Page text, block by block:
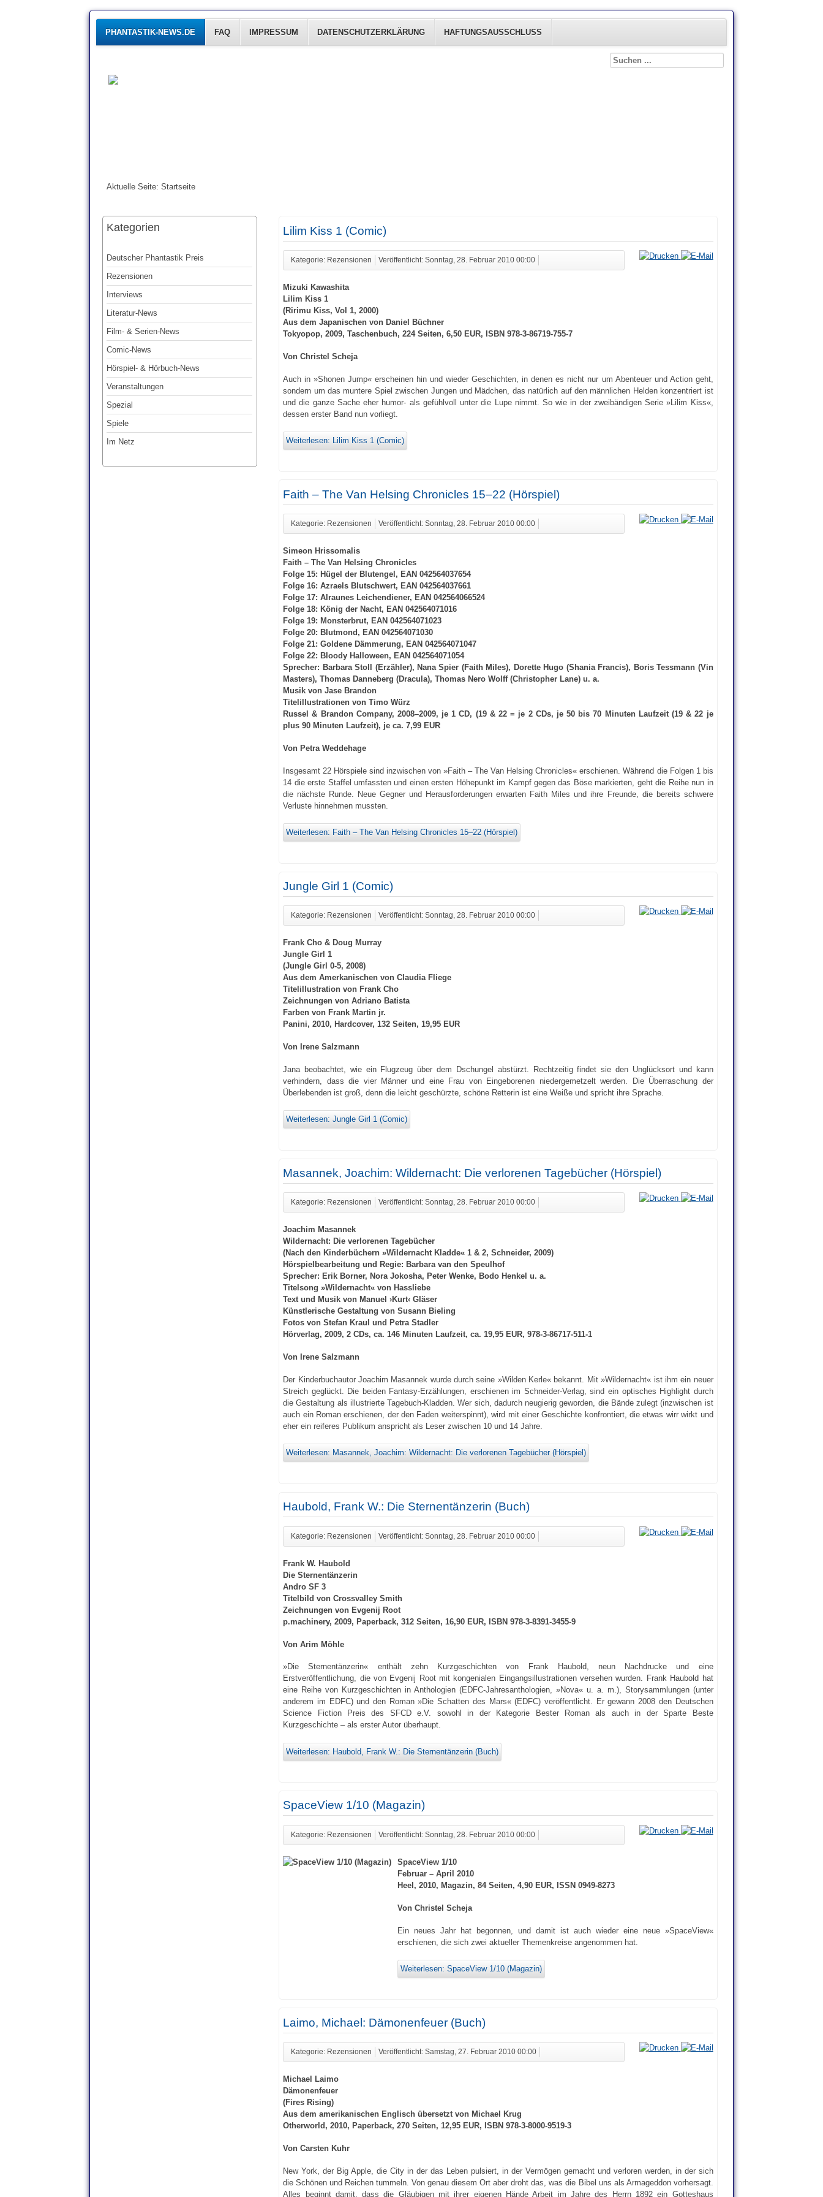
PHANTASTIK-NEWS.DE FAQ IMPRESSUM DATENSCHUTZERKLÄRUNG HAFTUNGSAUSSCHLUSS
Aktuelle Seite: Startseite
Kategorien
Deutscher Phantastik Preis
Rezensionen
Interviews
Literatur-News
Film- & Serien-News
Comic-News
Hörspiel- & Hörbuch-News
Veranstaltungen
Spezial
Spiele
Im Netz
Lilim Kiss 1 (Comic)
Kategorie: Rezensionen Veröffentlicht: Sonntag, 28. Februar 2010 00:00
Mizuki Kawashita
Lilim Kiss 1
(Ririmu Kiss, Vol 1, 2000)
Aus dem Japanischen von Daniel Büchner
Tokyopop, 2009, Taschenbuch, 224 Seiten, 6,50 EUR, ISBN 978-3-86719-755-7
Von Christel Scheja
Auch in »Shonen Jump« erscheinen hin und wieder Geschichten, in denen es nicht nur um Abenteuer und Action geht,
sondern um das muntere Spiel zwischen Jungen und Mädchen, das natürlich auf den männlichen Helden konzentriert ist
und die ganze Sache eher humor- als gefühlvoll unter die Lupe nimmt. So wie in der zweibändigen Serie »Lilim Kiss«,
dessen erster Band nun vorliegt.
Weiterlesen: Lilim Kiss 1 (Comic)
Faith – The Van Helsing Chronicles 15–22 (Hörspiel)
Kategorie: Rezensionen Veröffentlicht: Sonntag, 28. Februar 2010 00:00
Simeon Hrissomalis
Faith – The Van Helsing Chronicles
Folge 15: Hügel der Blutengel, EAN 042564037654
Folge 16: Azraels Blutschwert, EAN 042564037661
Folge 17: Alraunes Leichendiener, EAN 042564066524
Folge 18: König der Nacht, EAN 042564071016
Folge 19: Monsterbrut, EAN 042564071023
Folge 20: Blutmond, EAN 042564071030
Folge 21: Goldene Dämmerung, EAN 042564071047
Folge 22: Bloody Halloween, EAN 042564071054
Sprecher: Barbara Stoll (Erzähler), Nana Spier (Faith Miles), Dorette Hugo (Shania Francis), Boris Tessmann (Vin
Masters), Thomas Danneberg (Dracula), Thomas Nero Wolff (Christopher Lane) u. a.
Musik von Jase Brandon
Titelillustrationen von Timo Würz
Russel & Brandon Company, 2008–2009, je 1 CD, (19 & 22 = je 2 CDs, je 50 bis 70 Minuten Laufzeit (19 & 22 je
plus 90 Minuten Laufzeit), je ca. 7,99 EUR
Von Petra Weddehage
Insgesamt 22 Hörspiele sind inzwischen von »Faith – The Van Helsing Chronicles« erschienen. Während die Folgen 1 bis
14 die erste Staffel umfassten und einen ersten Höhepunkt im Kampf gegen das Böse markierten, geht die Reihe nun in
die nächste Runde. Neue Gegner und Herausforderungen erwarten Faith Miles und ihre Freunde, die bereits schwere
Verluste hinnehmen mussten.
Weiterlesen: Faith – The Van Helsing Chronicles 15–22 (Hörspiel)
Jungle Girl 1 (Comic)
Kategorie: Rezensionen Veröffentlicht: Sonntag, 28. Februar 2010 00:00
Frank Cho & Doug Murray
Jungle Girl 1
(Jungle Girl 0-5, 2008)
Aus dem Amerkanischen von Claudia Fliege
Titelillustration von Frank Cho
Zeichnungen von Adriano Batista
Farben von Frank Martin jr.
Panini, 2010, Hardcover, 132 Seiten, 19,95 EUR
Von Irene Salzmann
Jana beobachtet, wie ein Flugzeug über dem Dschungel abstürzt. Rechtzeitig findet sie den Unglücksort und kann
verhindern, dass die vier Männer und eine Frau von Eingeborenen niedergemetzelt werden. Die Überraschung der
Überlebenden ist groß, denn die leicht geschürzte, schöne Retterin ist eine Weiße und spricht ihre Sprache.
Weiterlesen: Jungle Girl 1 (Comic)
Masannek, Joachim: Wildernacht: Die verlorenen Tagebücher (Hörspiel)
Kategorie: Rezensionen Veröffentlicht: Sonntag, 28. Februar 2010 00:00
Joachim Masannek
Wildernacht: Die verlorenen Tagebücher
(Nach den Kinderbüchern »Wildernacht Kladde« 1 & 2, Schneider, 2009)
Hörspielbearbeitung und Regie: Barbara van den Speulhof
Sprecher: Erik Borner, Nora Jokosha, Peter Wenke, Bodo Henkel u. a.
Titelsong »Wildernacht« von Hassliebe
Text und Musik von Manuel ›Kurt‹ Gläser
Künstlerische Gestaltung von Susann Bieling
Fotos von Stefan Kraul und Petra Stadler
Hörverlag, 2009, 2 CDs, ca. 146 Minuten Laufzeit, ca. 19,95 EUR, 978-3-86717-511-1
Von Irene Salzmann
Der Kinderbuchautor Joachim Masannek wurde durch seine »Wilden Kerle« bekannt. Mit »Wildernacht« ist ihm ein neuer
Streich geglückt. Die beiden Fantasy-Erzählungen, erschienen im Schneider-Verlag, sind ein optisches Highlight durch
die Gestaltung als illustrierte Tagebuch-Kladden. Wer sich, dadurch neugierig geworden, die Bände zulegt (inzwischen ist
auch ein Roman erschienen, der den Faden weiterspinnt), wird mit einer Geschichte konfrontiert, die etwas wirr wirkt und
eher ein reiferes Publikum anspricht als Leser zwischen 10 und 14 Jahre.
Weiterlesen: Masannek, Joachim: Wildernacht: Die verlorenen Tagebücher (Hörspiel)
Haubold, Frank W.: Die Sternentänzerin (Buch)
Kategorie: Rezensionen Veröffentlicht: Sonntag, 28. Februar 2010 00:00
Frank W. Haubold
Die Sternentänzerin
Andro SF 3
Titelbild von Crossvalley Smith
Zeichnungen von Evgenij Root
p.machinery, 2009, Paperback, 312 Seiten, 16,90 EUR, ISBN 978-3-8391-3455-9
Von Arim Möhle
»Die Sternentänzerin« enthält zehn Kurzgeschichten von Frank Haubold, neun Nachdrucke und eine
Erstveröffentlichung, die von Evgenij Root mit kongenialen Eingangsillustrationen versehen wurden. Frank Haubold hat
eine Reihe von Kurzgeschichten in Anthologien (EDFC-Jahresanthologien, »Nova« u. a. m.), Storysammlungen (unter
anderem im EDFC) und den Roman »Die Schatten des Mars« (EDFC) veröffentlicht. Er gewann 2008 den Deutschen
Science Fiction Preis des SFCD e.V. sowohl in der Kategorie Bester Roman als auch in der Sparte Beste
Kurzgeschichte – als erster Autor überhaupt.
Weiterlesen: Haubold, Frank W.: Die Sternentänzerin (Buch)
SpaceView 1/10 (Magazin)
Kategorie: Rezensionen Veröffentlicht: Sonntag, 28. Februar 2010 00:00
SpaceView 1/10
Februar – April 2010
Heel, 2010, Magazin, 84 Seiten, 4,90 EUR, ISSN 0949-8273
Von Christel Scheja
Ein neues Jahr hat begonnen, und damit ist auch wieder eine neue »SpaceView«
erschienen, die sich zwei aktueller Themenkreise angenommen hat.
Weiterlesen: SpaceView 1/10 (Magazin)
Laimo, Michael: Dämonenfeuer (Buch)
Kategorie: Rezensionen Veröffentlicht: Samstag, 27. Februar 2010 00:00
Michael Laimo
Dämonenfeuer
(Fires Rising)
Aus dem amerikanischen Englisch übersetzt von Michael Krug
Otherworld, 2010, Paperback, 270 Seiten, 12,95 EUR, ISBN 978-3-8000-9519-3
Von Carsten Kuhr
New York, der Big Apple, die City in der das Leben pulsiert, in der Vermögen gemacht und verloren werden, in der sich
die Schönen und Reichen tummeln. Von genau diesem Ort aber droht das, was die Bibel uns als Armageddon vorhersagt.
Alles beginnt damit, dass die Gläubigen mit ihrer eigenen Hände Arbeit im Jahre des Herrn 1892 ein Gotteshaus